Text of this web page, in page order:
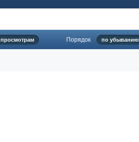
просмотрам Порядок по убыванию